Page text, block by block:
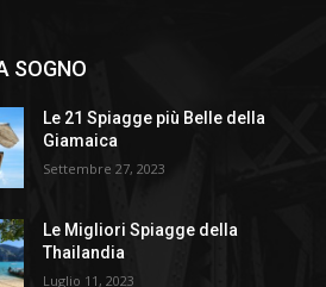
SOGNO
Le 21 Spiagge più Belle della
Giamaica
Settembre 27, 2023
Le Migliori Spiagge della
Thailandia
Luglio 11, 2023